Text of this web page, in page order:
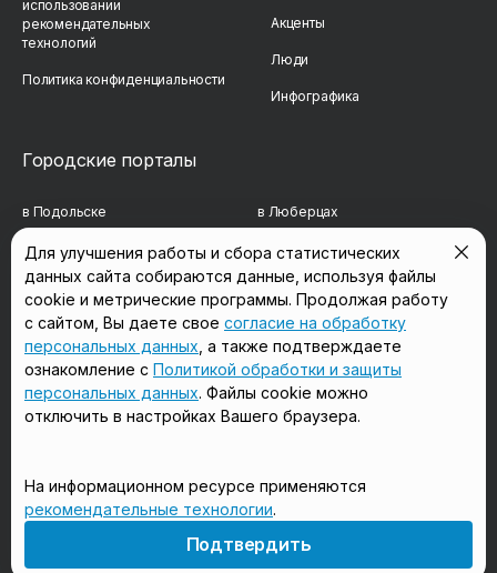
использовании
рекомендательных
технологий
Политика конфиденциальности
Акценты
Люди
Инфографика
Городские порталы
в Подольске в Люберцах
в Мытищах в Красногорске
в Реутове в Королёве
в Балашихе в Домодедово
в Сергиевом Посаде в Щёлково
18+
Мы в соцсетях
Для улучшения работы и сбора статистических
данных сайта собираются данные, используя файлы
cookie и метрические программы. Продолжая работу
с сайтом, Вы даете свое согласие на обработку
персональных данных , а также подтверждаете
ознакомление с Политикой обработки и защиты
персональных данных. Файлы cookie можно
отключить в настройках Вашего браузера.
На информационном ресурсе применяются
рекомендательные технологии.
Подтвердить